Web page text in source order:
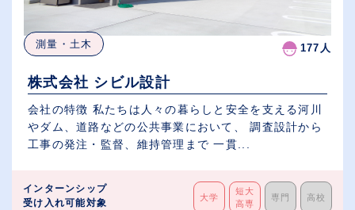
測量・土木 177人
株式会社 シビル設計
会社の特徴 私たちは人々の暮らしと安全を支える河川
やダム、道路などの公共事業において、 調査設計から
工事の発注・監督、維持管理まで 一貫...
インターンシップ
受け入れ可能対象
大学
短大
高専
専門 高校